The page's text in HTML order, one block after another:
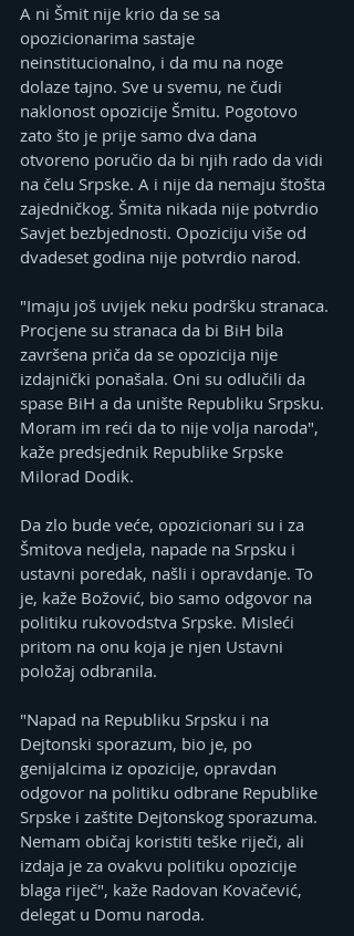
A ni Šmit nije krio da se sa
opozicionarima sastaje
neinstitucionalno, i da mu na noge
dolaze tajno. Sve u svemu, ne čudi
naklonost opozicije Šmitu. Pogotovo
zato što je prije samo dva dana
otvoreno poručio da bi njih rado da vidi
na čelu Srpske. A i nije da nemaju štošta
zajedničkog. Šmita nikada nije potvrdio
Savjet bezbjednosti. Opoziciju više od
dvadeset godina nije potvrdio narod.
"Imaju još uvijek neku podršku stranaca.
Procjene su stranaca da bi BiH bila
završena priča da se opozicija nije
izdajnički ponašala. Oni su odlučili da
spase BiH a da unište Republiku Srpsku.
Moram im reći da to nije volja naroda",
kaže predsjednik Republike Srpske
Milorad Dodik.
Da zlo bude veće, opozicionari su i za
Šmitova nedjela, napade na Srpsku i
ustavni poredak, našli i opravdanje. To
je, kaže Božović, bio samo odgovor na
politiku rukovodstva Srpske. Misleći
pritom na onu koja je njen Ustavni
položaj odbranila.
"Napad na Republiku Srpsku i na
Dejtonski sporazum, bio je, po
genijalcima iz opozicije, opravdan
odgovor na politiku odbrane Republike
Srpske i zaštite Dejtonskog sporazuma.
Nemam običaj koristiti teške riječi, ali
izdaja je za ovakvu politiku opozicije
blaga riječ", kaže Radovan Kovačević,
delegat u Domu naroda.